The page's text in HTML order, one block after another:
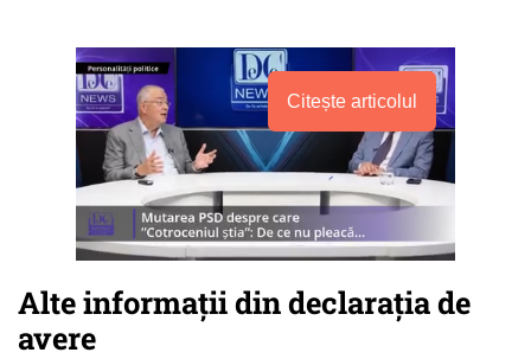
Citește articolul
Alte informații din declarația de
avere